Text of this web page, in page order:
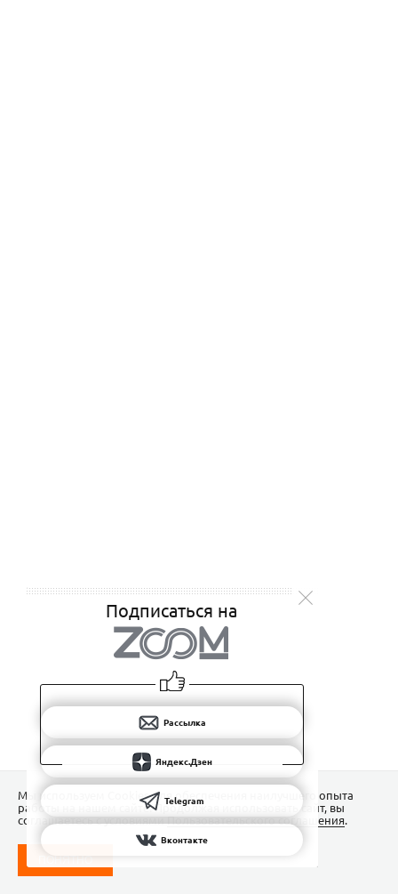
Подписаться на
Рассылка
Яндекс.Дзен
Telegram
Вконтакте
Мы используем Сookies для обеспечения наилучшего опыта
работы на нашем сайте. Продолжая использовать сайт, вы
соглашаетесь с условиямиПользовательского соглашения.
ПОНЯТНО